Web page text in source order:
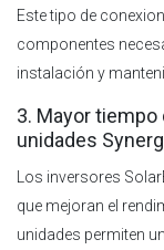
Este tipo de
componentes
instalación y
3. Mayor
unidades
Los inversores
que mejoran el
unidades permiten